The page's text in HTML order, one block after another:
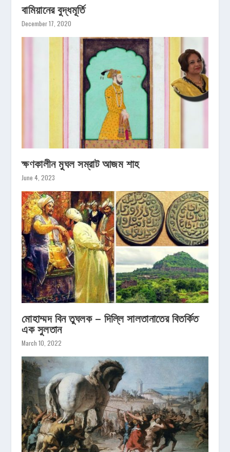
বামিয়ানের বুদ্ধমূর্তি
December 17, 2020
ক্ষণকালীন মুঘল সম্রাট আজম শাহ
June 4, 2023
মোহাম্মদ বিন তুঘলক – দিল্লি সালতানাতের বিতর্কিত
এক সুলতান
March 10, 2022